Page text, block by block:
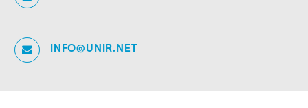
INFO@UNIR.NET